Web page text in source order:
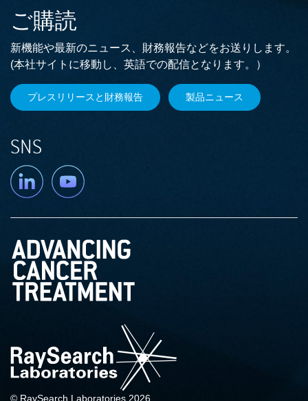
ご購読
新機能や最新のニュース、財務報告などをお送りします。
(本社サイトに移動し、英語での配信となります。）
プレスリリースと財務報告 製品ニュース
SNS
Linkedin YouTube
© RaySearch Laboratories 2026